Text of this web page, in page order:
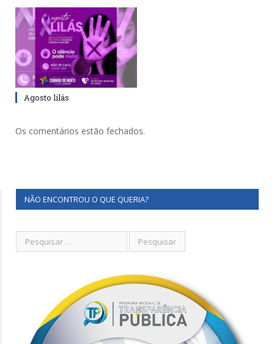
Agosto lilás
Os comentários estão fechados.
NÃO ENCONTROU O QUE QUERIA?